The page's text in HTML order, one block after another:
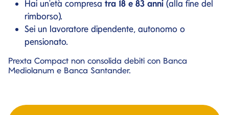
rimborso).
Sei un lavoratore dipendente, autonomo o
pensionato.
Prexta Compact non consolida debiti con Banca
Mediolanum e Banca Santander.